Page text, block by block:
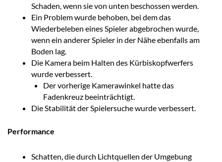
Schaden, wenn sie von unten beschossen werden.
Ein Problem wurde behoben, bei dem das
Wiederbeleben eines Spieler abgebrochen wurde,
wenn ein anderer Spieler in der Nähe ebenfalls am
Boden lag.
Die Kamera beim Halten des Kürbiskopfwerfers
wurde verbessert.
Der vorherige Kamerawinkel hatte das
Fadenkreuz beeinträchtigt.
Die Stabilität der Spielersuche wurde verbessert.
Performance
Schatten, die durch Lichtquellen der Umgebung